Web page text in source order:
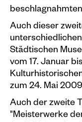
Auch dieser
Städtischen
vom 17. Januar
zum 24. Mai
Auch der zweite
"Meisterwerke